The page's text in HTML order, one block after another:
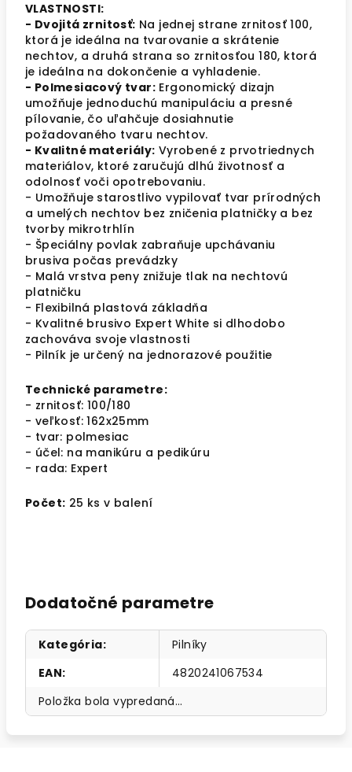
VLASTNOSTI:
- Dvojitá zrnitosť: Na jednej strane zrnitosť 100,
ktorá je ideálna na tvarovanie a skrátenie
nechtov, a druhá strana so zrnitosťou 180, ktorá
je ideálna na dokončenie a vyhladenie.
- Polmesiacový tvar: Ergonomický dizajn
umožňuje jednoduchú manipuláciu a presné
pílovanie, čo uľahčuje dosiahnutie
požadovaného tvaru nechtov.
- Kvalitné materiály: Vyrobené z prvotriednych
materiálov, ktoré zaručujú dlhú životnosť a
odolnosť voči opotrebovaniu.
- Umožňuje starostlivo vypilovať tvar prírodných
a umelých nechtov bez zničenia platničky a bez
tvorby mikrotrhlín
- Špeciálny povlak zabraňuje upchávaniu
brusiva počas prevádzky
- Malá vrstva peny znižuje tlak na nechtovú
platničku
- Flexibilná plastová základňa
- Kvalitné brusivo Expert White si dlhodobo
zachováva svoje vlastnosti
- Pilník je určený na jednorazové použitie
Technické parametre:
- zrnitosť: 100/180
- veľkosť: 162x25mm
- tvar: polmesiac
- účel: na manikúru a pedikúru
- rada: Expert
Počet: 25 ks v balení
Dodatočné parametre
Kategória:
Pilníky
EAN:
4820241067534
Položka bola vypredaná…